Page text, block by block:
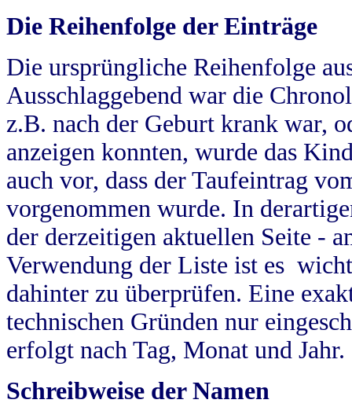
Die Reihenfolge der Einträge
Die ursprüngliche Reihenfolge
Ausschlaggebend war die
z.B. nach der Geburt krank war,
anzeigen konnten, wurde das
auch vor, dass der Taufeintrag
vorgenommen wurde. In
der derzeitigen aktuellen Seite -
Verwendung der Liste ist es
dahinter zu überprüfen. Eine
technischen Gründen nur
erfolgt nach Tag, Monat und Jahr.
Schreibweise der Namen